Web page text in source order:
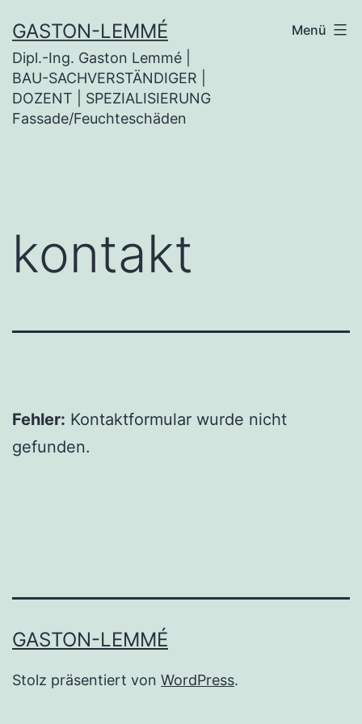
Inhalt
springen
GASTON-LEMMÉ
Dipl.-Ing. Gaston Lemmé |
BAU-SACHVERSTÄNDIGER |
DOZENT | SPEZIALISIERUNG
Fassade/Feuchteschäden
Menü
kontakt
Fehler: Kontaktformular wurde nicht
gefunden.
GASTON-LEMMÉ
Stolz präsentiert von WordPress.